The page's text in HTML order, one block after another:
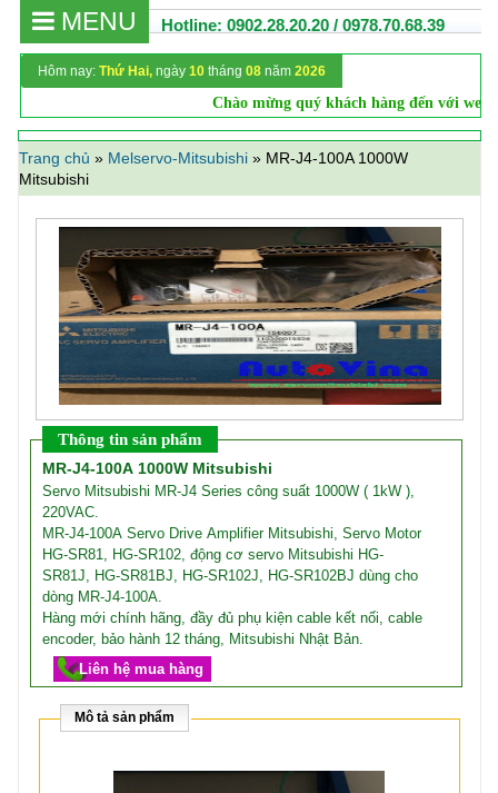
Hotline: 0902.28.20.20 / 0978.70.68.39
MENU
Hôm nay: Thứ Hai, ngày 10 tháng 08 năm 2026
Chào mừng quý khách hàng đến với
Trang chủ » Melservo-Mitsubishi » MR-J4-100A 1000W
Mitsubishi
Thông tin sản phẩm
MR-J4-100A 1000W Mitsubishi
Servo Mitsubishi MR-J4 Series công suất 1000W ( 1kW ),
220VAC.
MR-J4-100A Servo Drive Amplifier Mitsubishi, Servo Motor
HG-SR81, HG-SR102, động cơ servo Mitsubishi HG-
SR81J, HG-SR81BJ, HG-SR102J, HG-SR102BJ dùng cho
dòng MR-J4-100A.
Hàng mới chính hãng, đầy đủ phụ kiện cable kết nối, cable
encoder, bảo hành 12 tháng, Mitsubishi Nhật Bản.
Liên hệ mua hàng
Mô tả sản phẩm